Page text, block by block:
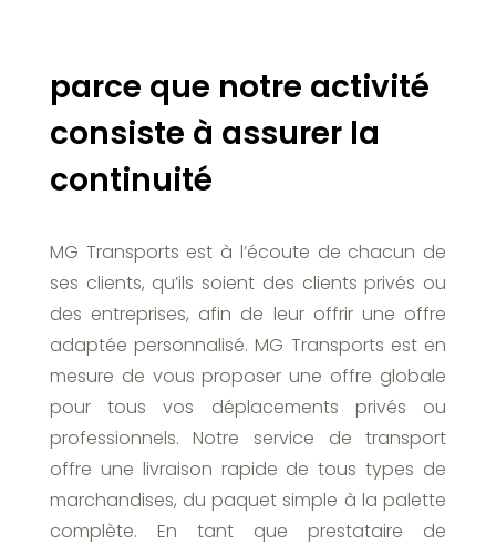
parce que notre activité
consiste à assurer la
continuité
MG Transports est à l’écoute de chacun de
ses clients, qu’ils soient des clients privés ou
des entreprises, afin de leur offrir une offre
adaptée personnalisé. MG Transports est en
mesure de vous proposer une offre globale
pour tous vos déplacements privés ou
professionnels. Notre service de transport
offre une livraison rapide de tous types de
marchandises, du paquet simple à la palette
complète. En tant que prestataire de